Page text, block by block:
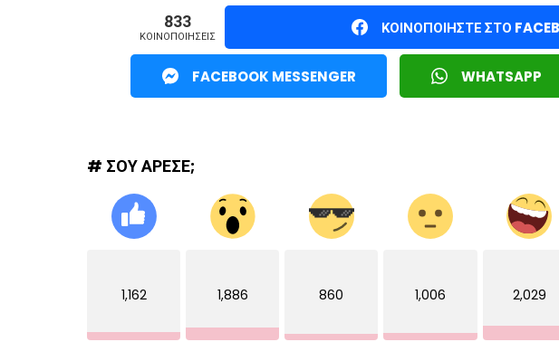
833
ΚΟΙΝΟΠΟΙΉΣΕΙΣ ΚΟΙΝΟΠΟΙΉΣΤΕ ΣΤΟ
FACEBOOK MESSENGER WHATSAPP
# ΣΟΥ ΑΡΕΣΕ;
1,162 1,886 860 1,006 2,029